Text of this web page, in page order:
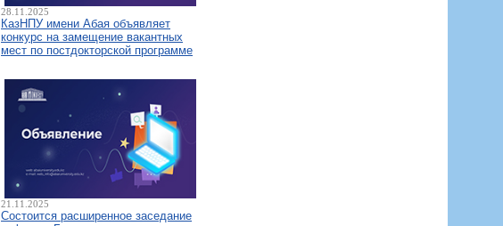
28.11.2025
КазНПУ имени Абая объявляет
конкурс на замещение вакантных
мест по постдокторской программе
21.11.2025
Состоится расширенное заседание